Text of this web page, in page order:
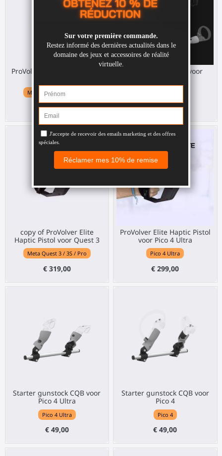
ProVolver Elite Haptic Pistol
Meta Quest 3 / 3S / Pro
€ 319,00
Bundle FirstSteps voor
€ 128,00
copy of ProVolver Elite
Haptic Pistol voor Quest 3
Meta Quest 3 / 3S / Pro
€ 319,00
ProVolver Elite Haptic Pistol
voor Pico 4 Ultra
Pico 4 Ultra
€ 299,00
Starter gunstock CQB voor
Pico 4 Ultra
Pico 4 Ultra
€ 49,00
Starter gunstock CQB voor
Pico 4
Pico 4
€ 49,00